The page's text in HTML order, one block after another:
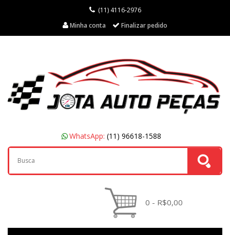
(11) 4116-2976
Minha conta
Finalizar pedido
WhatsApp: (11) 96618-1588
0 - R$0,00